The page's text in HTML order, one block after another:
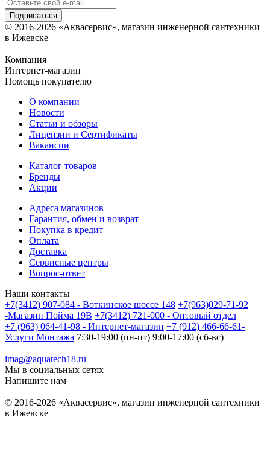
© 2016-2026 «Аквасервис», магазин инженерной сантехники
в Ижевске
Компания
Интернет-магазин
Помощь покупателю
О компании
Новости
Статьи и обзоры
Лицензии и Сертификаты
Вакансии
Каталог товаров
Бренды
Акции
Адреса магазинов
Гарантия, обмен и возврат
Покупка в кредит
Оплата
Доставка
Сервисные центры
Вопрос-ответ
Наши контакты
+7(3412) 907-084 - Воткинское шоссе 148 +7(963)029-71-92
-Магазин Пойма 19В +7(3412) 721-000 - Оптовый отдел
+7 (963) 064-41-98 - Интернет-магазин +7 (912) 466-66-61-
Услуги Монтажа 7:30-19:00 (пн-пт) 9:00-17:00 (сб-вс)
imag@aquatech18.ru
Мы в социальных сетях
Напишите нам
© 2016-2026 «Аквасервис», магазин инженерной сантехники
в Ижевске